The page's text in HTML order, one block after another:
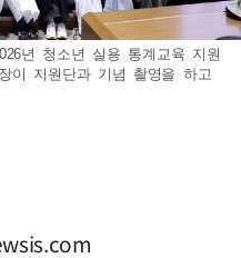
년 청소년 실용 통계교육 지원
이 지원단과 기념 촬영을 하고